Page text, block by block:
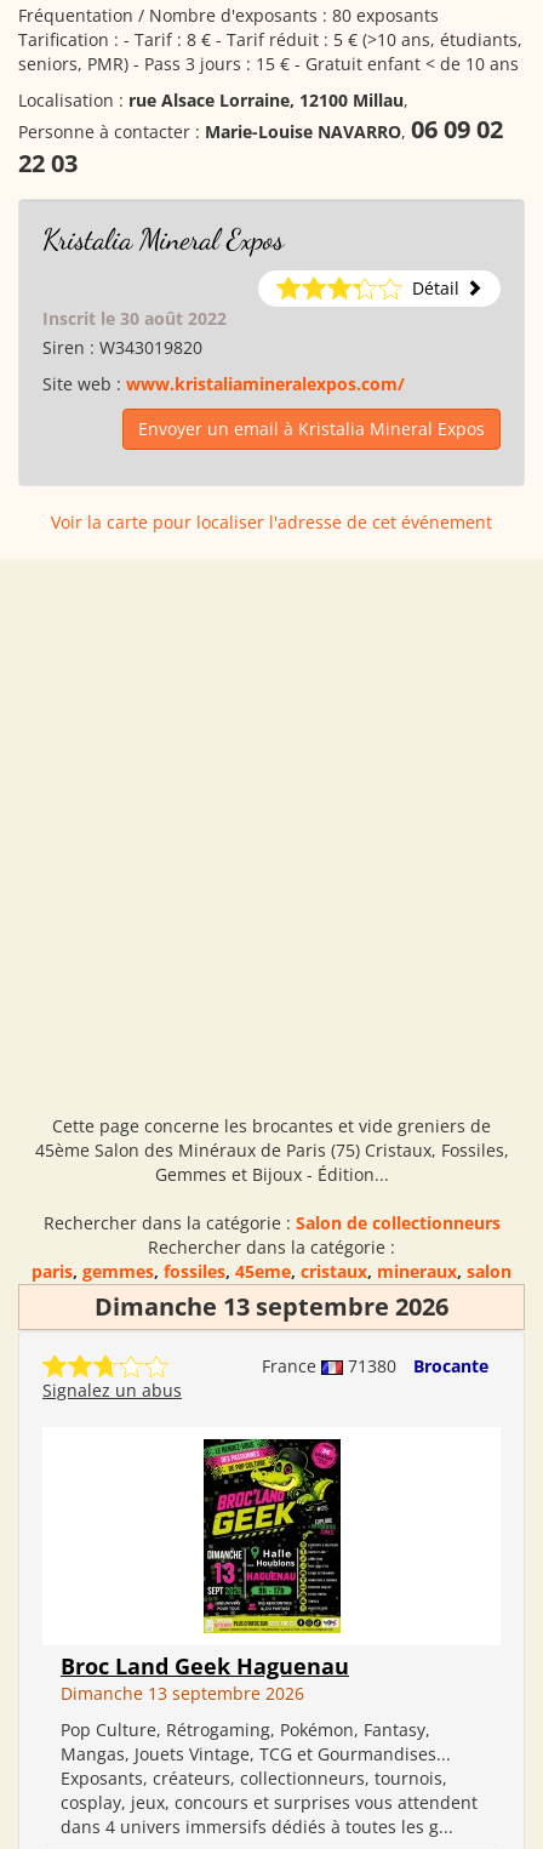
Fréquentation / Nombre d'exposants : 80 exposants
Tarification : - Tarif : 8 € - Tarif réduit : 5 € (>10 ans, étudiants,
seniors, PMR) - Pass 3 jours : 15 € - Gratuit enfant < de 10 ans
Localisation : rue Alsace Lorraine, 12100 Millau,
Personne à contacter : Marie-Louise NAVARRO, 06 09 02
22 03
Kristalia Mineral Expos
Détail
Inscrit le 30 août 2022
Siren : W343019820
Site web : www.kristaliamineralexpos.com/
Envoyer un email à Kristalia Mineral Expos
Voir la carte pour localiser l'adresse de cet événement
Cette page concerne les brocantes et vide greniers de
45ème Salon des Minéraux de Paris (75) Cristaux, Fossiles,
Gemmes et Bijoux - Édition...
Rechercher dans la catégorie : Salon de collectionneurs
Rechercher dans la catégorie :
paris, gemmes, fossiles, 45eme, cristaux, mineraux, salon
Dimanche 13 septembre 2026
France 71380
Brocante
Signalez un abus
Broc Land Geek Haguenau
Dimanche 13 septembre 2026
Pop Culture, Rétrogaming, Pokémon, Fantasy,
Mangas, Jouets Vintage, TCG et Gourmandises...
Exposants, créateurs, collectionneurs, tournois,
cosplay, jeux, concours et surprises vous attendent
dans 4 univers immersifs dédiés à toutes les g...